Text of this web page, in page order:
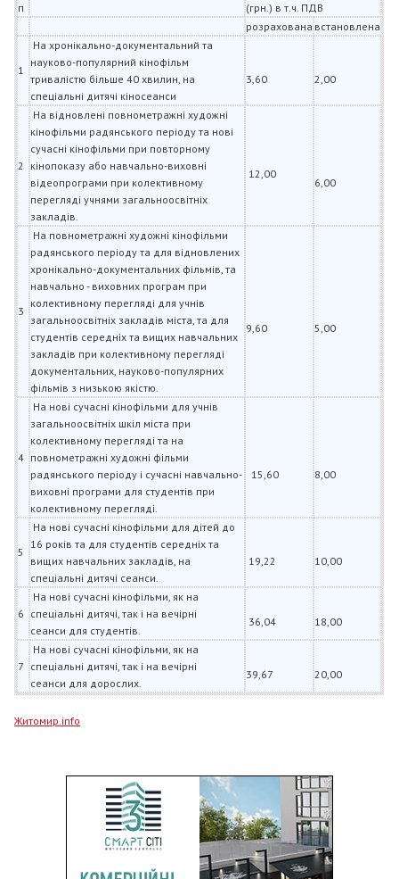
п
(грн.) в т.ч. ПДВ
розрахованавстановлена
1
На хронікально-документальний та
науково-популярний кінофільм
тривалістю більше 40 хвилин, на
спеціальні дитячі кіносеанси
3,60 2,00
2
На відновлені повнометражні художні
кінофільми радянського періоду та нові
сучасні кінофільми при повторному
кінопоказу або навчально-виховні
відеопрограми при колективному
перегляді учнями загальноосвітніх
закладів.
12,00
6,00
3
На повнометражні художні кінофільми
радянського періоду та для відновлених
хронікально-документальних фільмів, та
навчально - виховних програм при
колективному перегляді для учнів
загальноосвітніх закладів міста, та для
студентів середніх та вищих навчальних
закладів при колективному перегляді
документальних, науково-популярних
фільмів з низькою якістю.
9,60 5,00
4
На нові сучасні кінофільми для учнів
загальноосвітніх шкіл міста при
колективному перегляді та на
повнометражні художні фільми
радянського періоду і сучасні навчально-
виховні програми для студентів при
колективному перегляді.
15,60 8,00
5
На нові сучасні кінофільми для дітей до
16 років та для студентів середніх та
вищих навчальних закладів, на
спеціальні дитячі сеанси.
19,22 10,00
6
На нові сучасні кінофільми, як на
спеціальні дитячі, так і на вечірні
сеанси для студентів.
36,04 18,00
7
На нові сучасні кінофільми, як на
спеціальні дитячі, так і на вечірні
сеанси для дорослих.
39,67 20,00
Житомир.info